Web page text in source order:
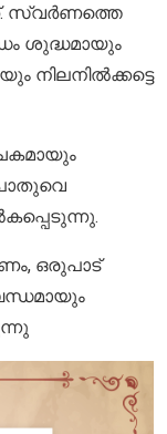
സ്വർണത്തെ
ശുദ്ധമായും
നിലനിൽക്കട്ടെ
ഒരുപാട്